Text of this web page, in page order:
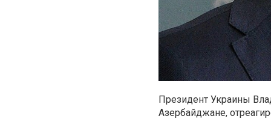
Президент Украины
Азербайджане,